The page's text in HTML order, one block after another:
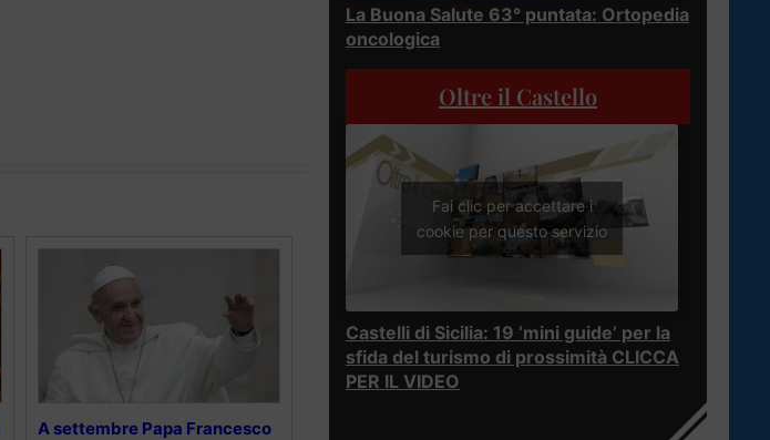
A settembre Papa Francesco
La Buona Salute 63° puntata: Ortopedia
oncologica
Oltre il Castello
Fai clic per accettare i
cookie per questo servizio
Castelli di Sicilia: 19 ‘mini guide’ per la
sfida del turismo di prossimità CLICCA
PER IL VIDEO